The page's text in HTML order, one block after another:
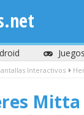
Juegos
Interactivos
Mitta